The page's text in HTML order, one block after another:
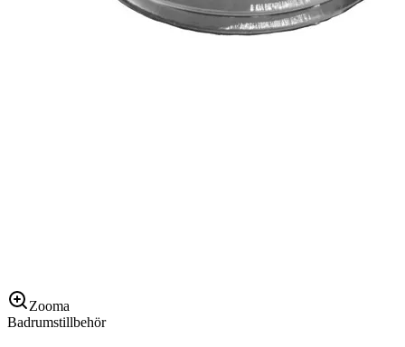
Zooma
Badrumstillbehör